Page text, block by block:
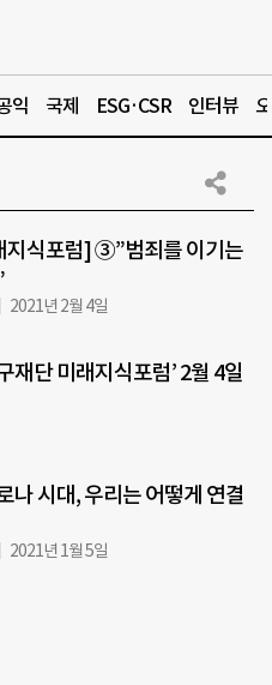
익 국제 ESG·CSR 인터뷰
지식포럼] ③”범죄를 이기는
2021년 2월 4일
재단 미래지식포럼’ 2월 4일
나 시대, 우리는 어떻게 연결
2021년 1월 5일